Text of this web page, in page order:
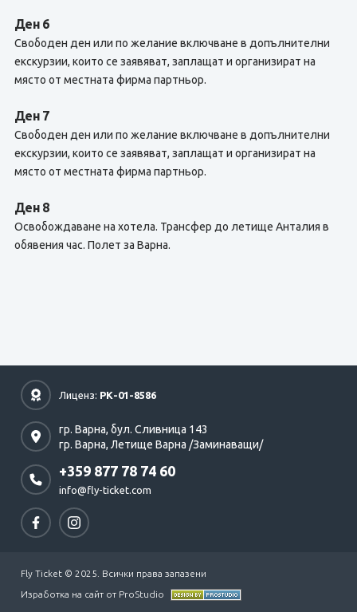
Ден 6
Свободен ден или по желание включване в допълнителни
екскурзии, които се заявяват, заплащат и организират на
място от местната фирма партньор.
Ден 7
Свободен ден или по желание включване в допълнителни
екскурзии, които се заявяват, заплащат и организират на
място от местната фирма партньор.
Ден 8
Освобождаване на хотела. Трансфер до летище Анталия в
обявения час. Полет за Варна.
Лиценз: РК-01-8586
гр. Варна, бул. Сливница 143
гр. Варна, Летище Варна /Заминаващи/
+359 877 78 74 60
info@fly-ticket.com
Fly Ticket © 2025. Всички права запазени
Изработка на сайт от ProStudio